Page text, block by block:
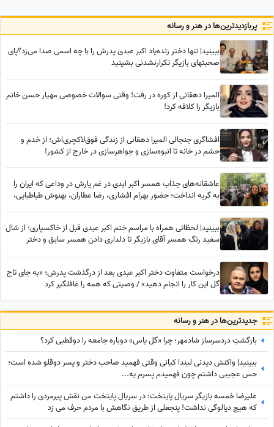
پربازدید‌ترین‌ها در هنر و رسانه
ببینید| تنها دختر زنده‌یاد اکبر عبدی پدرش را با چه اسمی صدا می‌زد؟پای
صحبتهای بازیگر تکرارنشدنی بشینید
المیرا دهقانی از کوره در رفت! وقتی سوالات خصوصی مهیار حسن خانم
بازیگر را کلافه کرد!
افشاگری جنجالی المیرا دهقانی از زندگی فوق‌لاکچری‌اش؛ از خدم و
حشم در خانه تا انبوه‌سازی و جواهرسازی در خارج از کشور!
عاشقانه‌های جذاب همسر اکبر ابدی در غم یارش در وداعی که ایران را
به گریه انداخت؛ حضور بهرام افشاری، رضا عطاران، بهنوش طباطبایی،
ببینید| لحظاتی همراه با مراسم ختم اکبر عبدی قبل از خاکسپاری؛ از شال
سفید رنگ همسر آقای بازیگر تا دلداری دادن همسر سابق و دختر
درخواست متفاوت دختر اکبر عبدی بعد از درگذشت پدرش؛ «به جای تاج
گل این کار را انجام دهید» / وصیتی که همه را غافلگیر کرد
جدید‌ترین‌ها در هنر و رسانه
بازگشتِ دردسرساز شادمهر؛ چرا «گل یاس» دوباره جامعه را دو‌قطبی کرد؟
ببینید| واکنش دیدنی لیندا کیانی وقتی فهمید صاحب دختر و پسر دوقلو شده است؛
حس عجیبی داشتم چون فهمیدم پسرم یه...
علیرضا خمسه بازیگر سریال پایتخت: در سریال پایتخت من نقش پیرمردی را داشتم
که هیچ دیالوگی نداشت! پنجعلی از طریق نگاهش با مردم حرف می زد